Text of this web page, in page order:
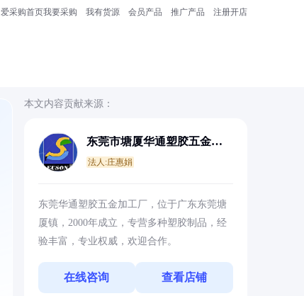
爱采购首页我要采购 我有货源 会员产品 推广产品 注册开店
本文内容贡献来源：
东莞市塘厦华通塑胶五金加
法人:庄惠娟
东莞华通塑胶五金加工厂，位于广东东莞塘
厦镇，2000年成立，专营多种塑胶制品，经
验丰富，专业权威，欢迎合作。
在线咨询 查看店铺